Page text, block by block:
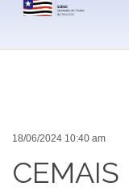
18/06/2024 10:40 am